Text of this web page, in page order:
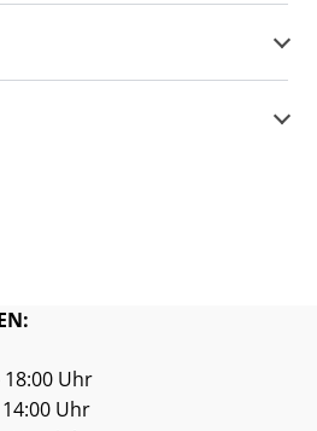
18:00 Uhr
Uhr